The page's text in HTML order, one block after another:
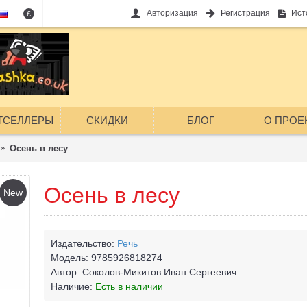
£ Авторизация Регистрация
СКИДКИ БЛОГ О
Осень в лесу
New Осень в лесу
Издательство: Речь
Модель: 9785926818274
Автор: Соколов-Микитов Иван Сергеевич
Наличие: Есть в наличии